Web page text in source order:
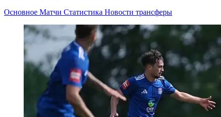
Основное Матчи Статистика Новости трансферы